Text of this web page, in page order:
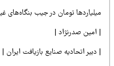
تومان در جیب بنگاه‌های
صدرنژاد |
اتحادیه صنایع بازیافت ایران |